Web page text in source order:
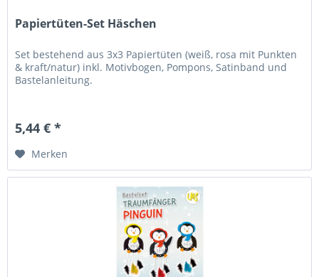
Papiertüten-Set Häschen
Set bestehend aus 3x3 Papiertüten (weiß, rosa mit Punkten
& kraft/natur) inkl. Motivbogen, Pompons, Satinband und
Bastelanleitung.
5,44 € *
Merken